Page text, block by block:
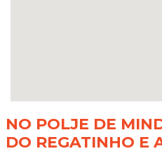
NO POLJE DE
DO REGATINHO E